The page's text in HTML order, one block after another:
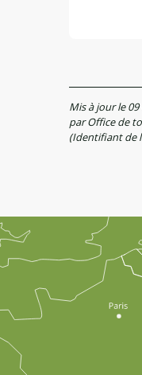
Mis à jour le 09
par Office de
(Identifiant de